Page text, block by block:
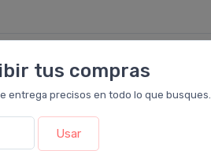
tus compras
entrega precisos en todo lo que busques.
Usar
nutrientes que
en 3
Nombre